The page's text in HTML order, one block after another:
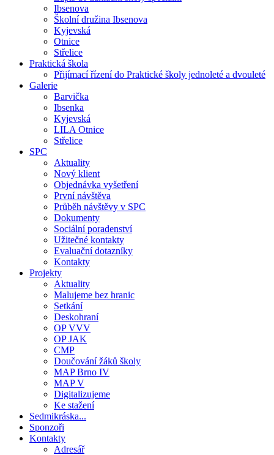
Ibsenova
Školní družina Ibsenova
Kyjevská
Otnice
Střelice
Praktická škola
Přijímací řízení do Praktické školy jednoleté a dvouleté
Galerie
Barvička
Ibsenka
Kyjevská
LILA Otnice
Střelice
SPC
Aktuality
Nový klient
Objednávka vyšetření
První návštěva
Průběh návštěvy v SPC
Dokumenty
Sociální poradenství
Užitečné kontakty
Evaluační dotazníky
Kontakty
Projekty
Aktuality
Malujeme bez hranic
Setkání
Deskohraní
OP VVV
OP JAK
CMP
Doučování žáků školy
MAP Brno IV
MAP V
Digitalizujeme
Ke stažení
Sedmikráska...
Sponzoři
Kontakty
Adresář